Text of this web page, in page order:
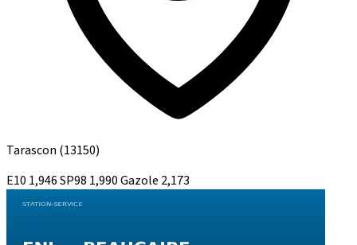
Tarascon (13150)
E10 1,946SP98 1,990Gazole 2,173